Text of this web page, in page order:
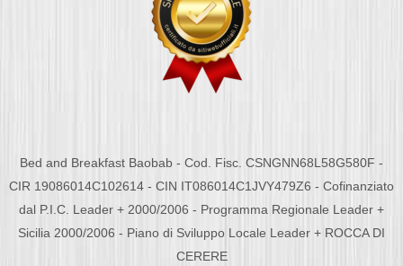
Bed and Breakfast Baobab - Cod. Fisc. CSNGNN68L58G580F -
CIR 19086014C102614 - CIN IT086014C1JVY479Z6 - Cofinanziato
dal P.I.C. Leader + 2000/2006 - Programma Regionale Leader +
Sicilia 2000/2006 - Piano di Sviluppo Locale Leader + ROCCA DI
CERERE